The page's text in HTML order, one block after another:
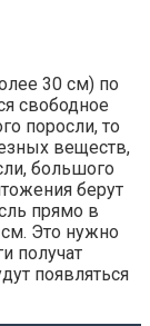
30 см) по
свободное
поросли, то
веществ,
большого
берут
прямо в
Это нужно
получат
появляться